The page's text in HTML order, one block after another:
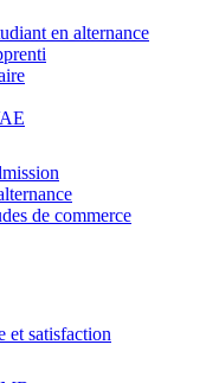
en alternance
de commerce
et satisfaction